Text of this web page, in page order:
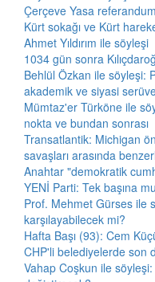
Çerçeve Yasa
Kürt sokağı ve Kürt
Ahmet Yıldırım ile söyleşi
1034 gün sonra
Behlül Özkan ile söyleşi:
akademik ve siyasi
Mümtaz'er Türköne ile
nokta ve bundan sonrası
Transatlantik: Michigan
savaşları arasında
Anahtar "demokratik
YENİ Parti: Tek başına
Prof. Mehmet Gürses ile
karşılayabilecek mi?
Hafta Başı (93): Cem
CHP'li belediyelerde son
Vahap Coşkun ile